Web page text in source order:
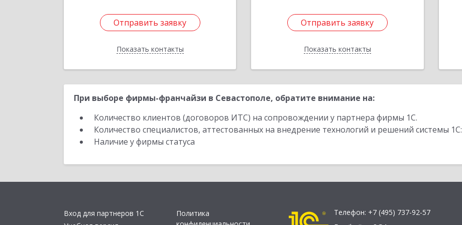
Отправить заявку
Показать контакты
Отправить заявку
Назад
Отправить заявку
Показать контакты
Отправить заявку
Назад
При выборе фирмы-франчайзи в Севастополе, обратите внимание на:
Количество клиентов (договоров ИТС) на сопровождении у партнера фирмы 1С.
Количество специалистов, аттестованных на внедрение технологий и решений системы
Наличие у фирмы статуса
Вход для партнеров 1С
Политика
Телефон: +7 (495) 737-92-57